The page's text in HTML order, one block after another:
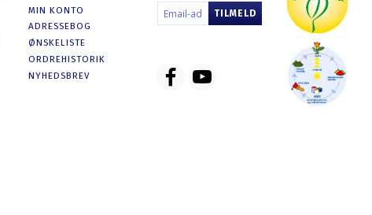
MIN KONTO
ADRESSEBOG
ØNSKELISTE
ORDREHISTORIK
NYHEDSBREV
ADRESSE
TILMELD